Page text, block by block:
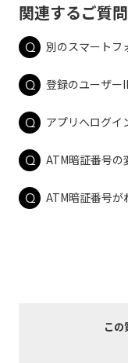
関連するご質問
別のスマートフ
登録のユーザー
アプリへログイ
ATM暗証番号の
ATM暗証番号が
この